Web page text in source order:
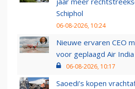
Schiphol
06-08-2026, 10:24
Nieuwe ervaren CEO
voor geplaagd Air India
06-08-2026, 10:17
Saoedi’s kopen